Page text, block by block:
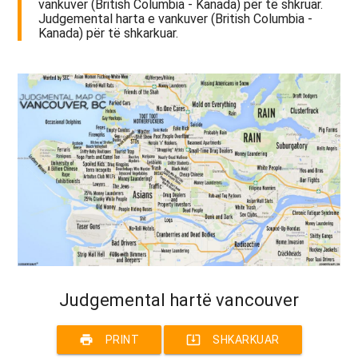
vankuver (British Columbia - Kanada) për të shkruar.
Judgemental harta e vankuver (British Columbia -
Kanada) për të shkarkuar.
Judgemental hartë vancouver
print PRINT system_update_alt SHKARKUAR